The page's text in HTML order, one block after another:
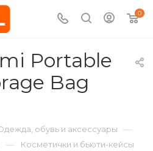
0
Portable
Bag
обувь и аксессуары —
— Косметички и бьюти-кейсы